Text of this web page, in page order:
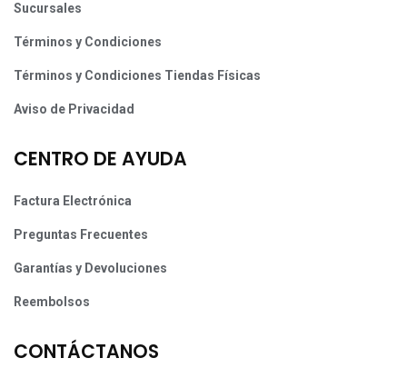
Sucursales
Términos y Condiciones
Términos y Condiciones Tiendas Físicas
Aviso de Privacidad
CENTRO DE AYUDA
Factura Electrónica
Preguntas Frecuentes
Garantías y Devoluciones
Reembolsos
CONTÁCTANOS